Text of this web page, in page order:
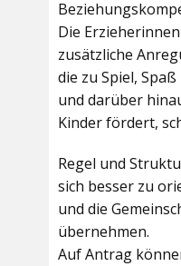
Die
zusätzliche
die zu Spiel,
und darüber
Kinder fördert,
Regel und
sich besser zu
und die
übernehmen.
Auf Antrag